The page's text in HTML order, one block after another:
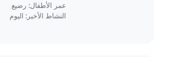
عمر الأطفال: رضيع
النشاط الأخير: اليوم